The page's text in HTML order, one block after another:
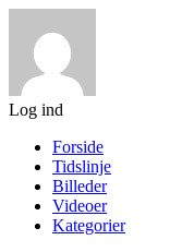
Log ind
Forside
Tidslinje
Billeder
Videoer
Kategorier